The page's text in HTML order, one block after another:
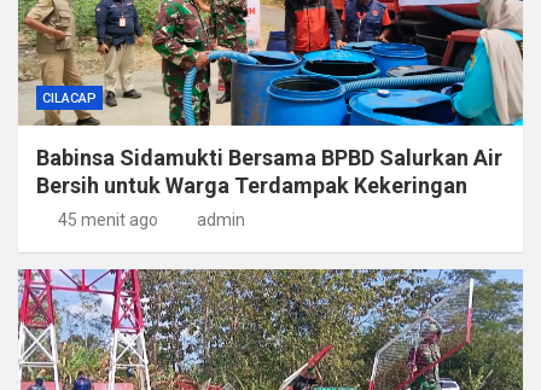
CILACAP
Babinsa Sidamukti Bersama BPBD Salurkan Air
Bersih untuk Warga Terdampak Kekeringan
45 menit ago admin